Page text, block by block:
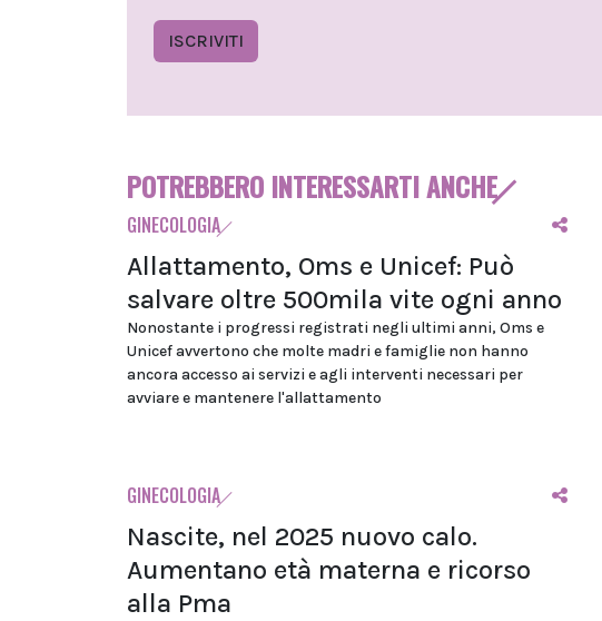
ISCRIVITI
POTREBBERO INTERESSARTI ANCHE
GINECOLOGIA
Allattamento, Oms e Unicef: Può
salvare oltre 500mila vite ogni anno
Nonostante i progressi registrati negli ultimi anni, Oms e
Unicef avvertono che molte madri e famiglie non hanno
ancora accesso ai servizi e agli interventi necessari per
avviare e mantenere l'allattamento
GINECOLOGIA
Nascite, nel 2025 nuovo calo.
Aumentano età materna e ricorso
alla Pma